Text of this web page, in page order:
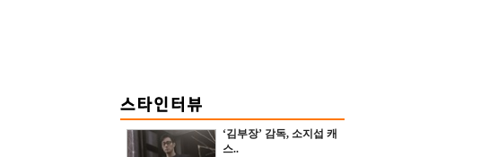
‘김부장’ 감독, 소지섭 캐
스..